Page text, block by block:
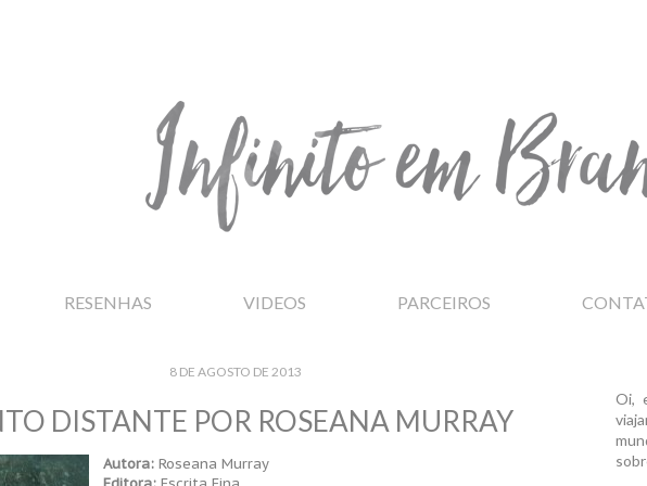
RESENHAS VIDEOS PARCEIROS
8 DE AGOSTO DE 2013
DISTANTE POR ROSEANA MURRAY
Autora: Roseana Murray
Oi,